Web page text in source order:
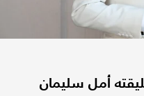
أمل سليمان